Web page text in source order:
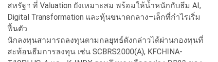
สหรัฐฯ ที่ Valuation ยังเหมาะสม พร้อมให้น้ำหนักกับธีม AI,
Digital Transformation และหุ้นขนาดกลาง–เล็กที่กำไรเริ่ม
ฟื้นตัว
นักลงทุนสามารถลงทุนตามกลยุทธ์ดังกล่าวได้ผ่านกองทุนที่
สะท้อนธีมการลงทุน เช่น SCBRS2000(A), KFCHINA-